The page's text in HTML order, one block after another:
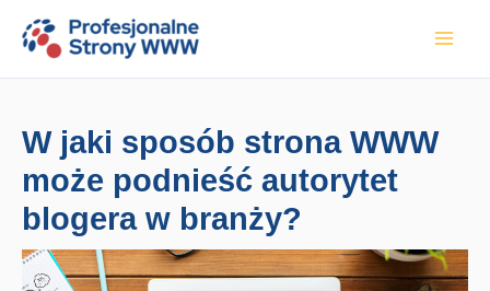
Przejdź
treści
W jaki sposób strona WWW
może podnieść autorytet
blogera w branży?